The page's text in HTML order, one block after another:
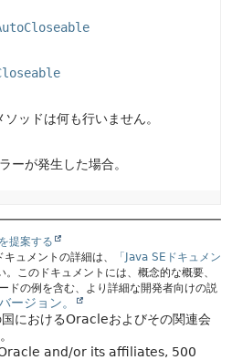
ソッドは何も行いません。
ーが発生した場合。
提案する
ュメントの詳細は、
「Java SEドキュメン
。このドキュメントには、概念的な概要、
ドの例を含む、より詳細な開発者向けの説
ージョン。
におけるOracleおよびその関連会
and/or its affiliates, 500